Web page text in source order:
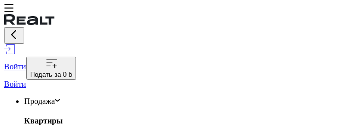
Войти
Подать за 0 ƃ
Войти
Продажа
Квартиры